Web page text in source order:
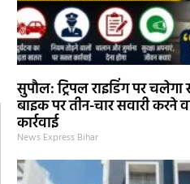
सुपौल: ट्रिपल राइडिंग पर
बाइक पर तीन-चार सवारी करने
कार्रवाई
News Express Bihar